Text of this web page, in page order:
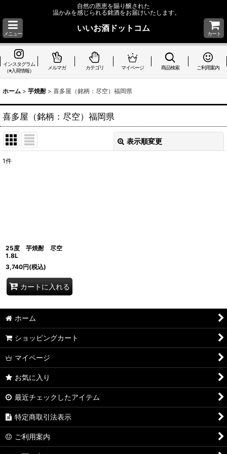
自然の恩恵を賜り醸された
温かみを感じられる銘酒をお届けいたします。
メニュー
いいお酒ドットコム
カート
インスタグラム
（※入荷情報）
メルマガ カテゴリ マイページ 商品検索 ご利用案内
ホーム > 芋焼酎 > 喜多屋（銘柄：尽空）福岡県
喜多屋（銘柄：尽空）福岡県
表示順変更
1件
25度 芋焼酎 尽空
1.8L
3,740円(税込)
カートに入れる
ホーム
ショッピングカート
マイページ
お気に入り
最近チェックしたアイテム
特定商取引法表示
ご利用案内